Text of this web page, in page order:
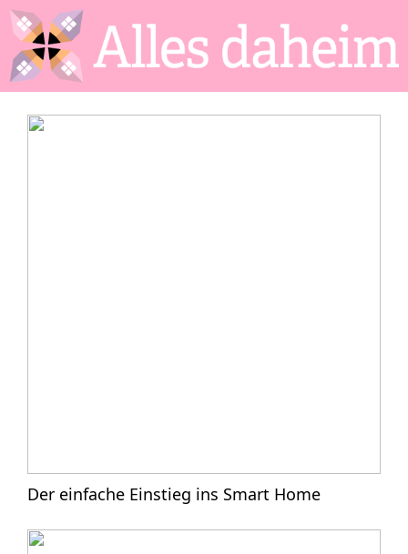
Der einfache Einstieg ins Smart Home